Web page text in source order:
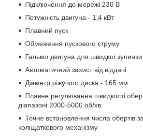
Підключення до мережі 230 В
Потужність двигуна - 1,4 кВт
Плавний пуск
Обмеження пускового струму
Гальмо двигуна для швидкої
Автоматичний захист від віддачі
Діаметр ріжучого диска - 165 мм
Плавне регулювання швидкості
діапазоні 2000-5000 об/хв
Точне встановлення числа обертів
коліщаткового механізму